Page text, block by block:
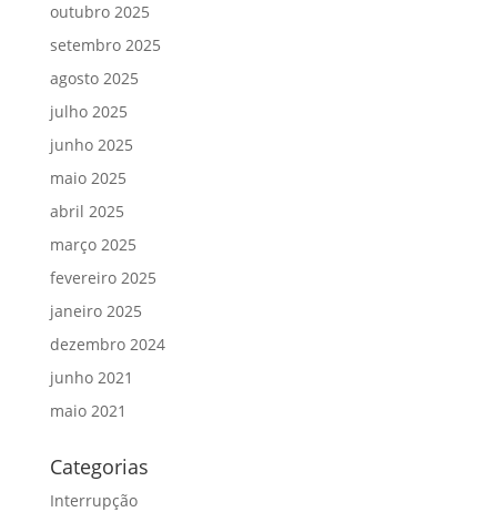
outubro 2025
setembro 2025
agosto 2025
julho 2025
junho 2025
maio 2025
abril 2025
março 2025
fevereiro 2025
janeiro 2025
dezembro 2024
junho 2021
maio 2021
Categorias
Interrupção